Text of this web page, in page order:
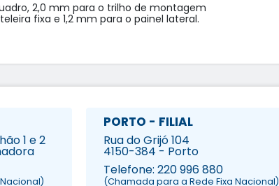
2,0 mm para o trilho de montagem
fixa e 1,2 mm para o painel lateral.
1 e 2
PORTO - FILIAL
Rua do Grijó 104
4150-384 - Porto
Telefone: 220 996 880
(Chamada para a Rede Fixa Nacional)